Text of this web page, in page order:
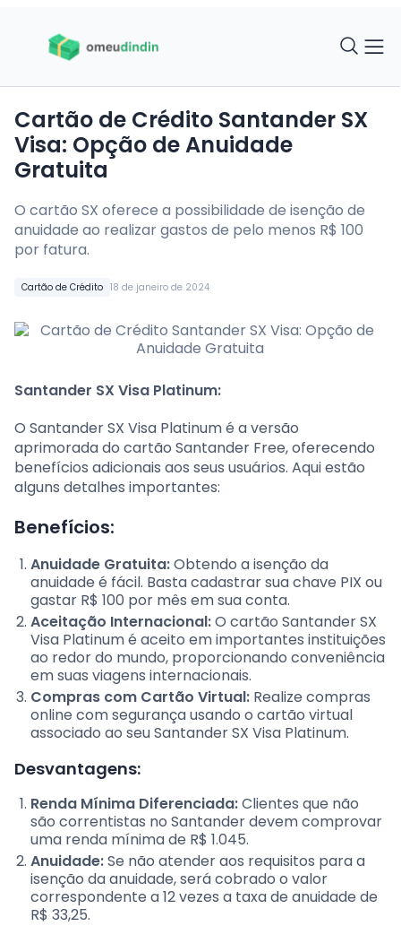
Cartão de Crédito 18 de janeiro de 2024
Cartão de Crédito Santander SX
Visa: Opção de Anuidade
Gratuita
O cartão SX oferece a possibilidade de isenção de
anuidade ao realizar gastos de pelo menos R$ 100
por fatura.
Santander SX Visa Platinum:
O Santander SX Visa Platinum é a versão
aprimorada do cartão Santander Free, oferecendo
benefícios adicionais aos seus usuários. Aqui estão
alguns detalhes importantes:
Benefícios:
Anuidade Gratuita:Obtendo a isenção da
anuidade é fácil. Basta cadastrar sua chave PIX ou
gastar R$ 100 por mês em sua conta.
Aceitação Internacional:O cartão Santander SX
Visa Platinum é aceito em importantes instituições
ao redor do mundo, proporcionando conveniência
em suas viagens internacionais.
Compras com Cartão Virtual: Realize compras
online com segurança usando o cartão virtual
associado ao seu Santander SX Visa Platinum.
Desvantagens:
Renda Mínima Diferenciada:Clientes que não
são correntistas no Santander devem comprovar
uma renda mínima de R$ 1.045.
Anuidade:Se não atender aos requisitos para a
isenção da anuidade, será cobrado o valor
correspondente a 12 vezes a taxa de anuidade de
R$ 33,25.